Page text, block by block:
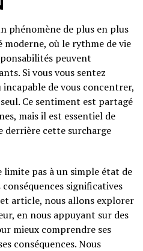
phénomène de plus en plus
où le rythme de vie
peuvent
Si vous vous sentez
de vous concentrer,
seul. Ce sentiment est partagé
mais il est essentiel de
derrière cette surcharge
limite pas à un simple état de
significatives
article, nous allons explorer
en nous appuyant sur des
mieux comprendre ses
conséquences. Nous